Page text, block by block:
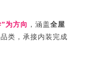
为方向 ，涵盖全屋
类，承接内装完成